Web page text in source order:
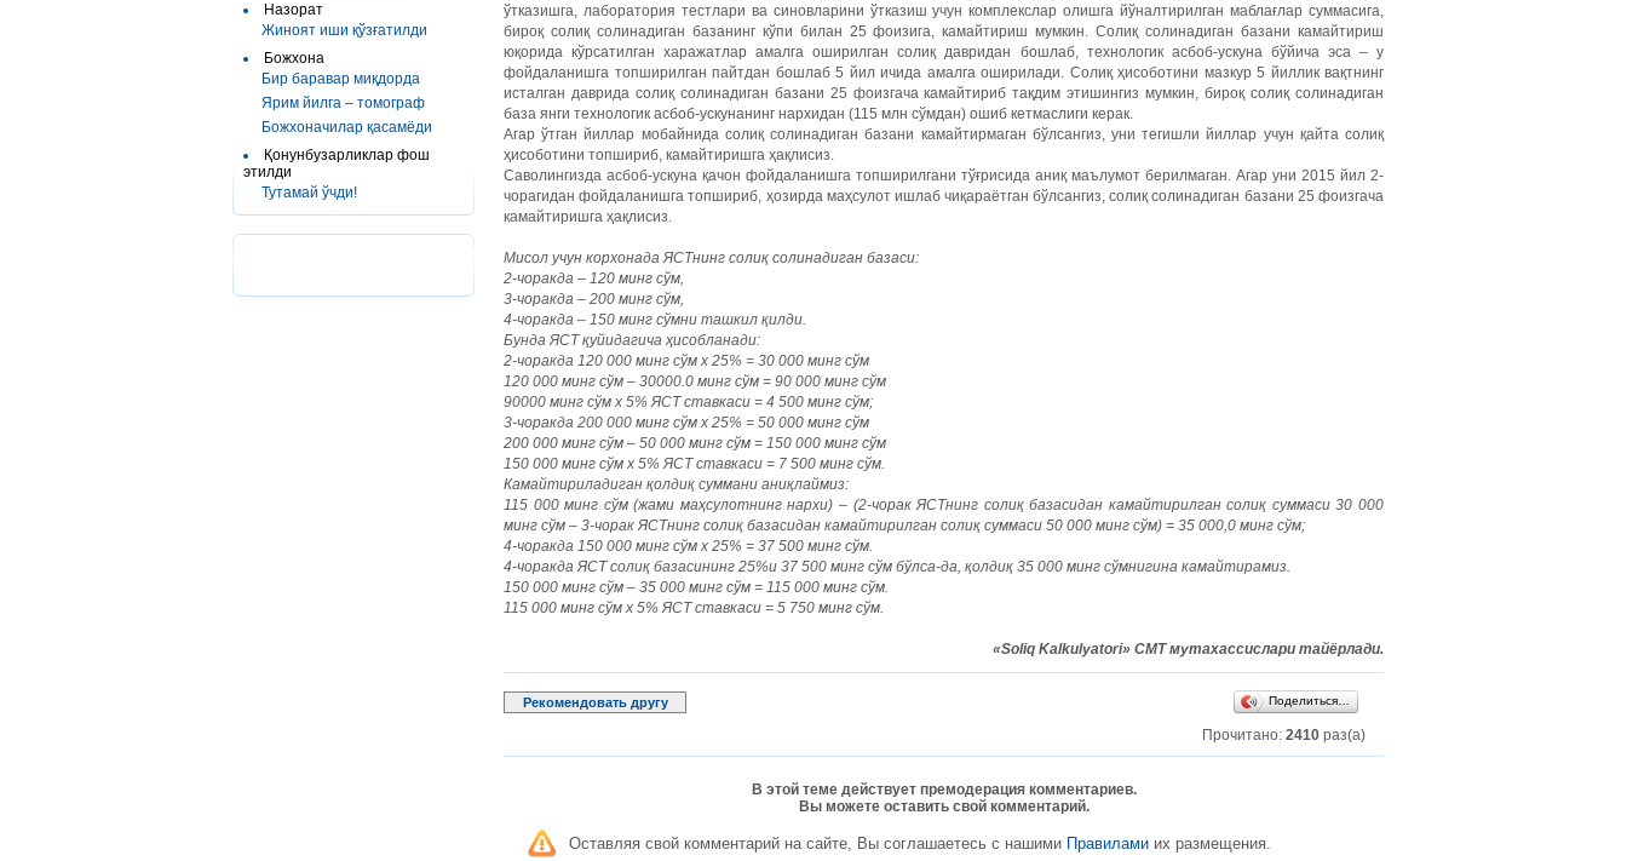
Назорат
Жиноят иши қўзғатилди
Божхона
Бир баравар миқдорда
Ярим йилга – томограф
Божхоначилар қасамёди
Қонунбузарликлар фош
этилди
Тутамай ўчди!
ўтказишга, лаборатория тестлари ва синовларини ўтказиш учун комплекслар олишга йўналтирилган маблағлар суммасига,
бироқ солиқ солинадиган базанинг кўпи билан 25 фоизига, камайтириш мумкин. Солиқ солинадиган базани камайтириш
юқорида кўрсатилган харажатлар амалга оширилган солиқ давридан бошлаб, технологик асбоб-ускуна бўйича эса – у
фойдаланишга топширилган пайтдан бошлаб 5 йил ичида амалга оширилади. Солиқ ҳисоботини мазкур 5 йиллик вақтнинг
исталган даврида солиқ солинадиган базани 25 фоизгача камайтириб тақдим этишингиз мумкин, бироқ солиқ солинадиган
база янги технологик асбоб-ускунанинг нархидан (115 млн сўмдан) ошиб кетмаслиги керак.
Агар ўтган йиллар мобайнида солиқ солинадиган базани камайтирмаган бўлсангиз, уни тегишли йиллар учун қайта солиқ
ҳисоботини топшириб, камайтиришга ҳақлисиз.
Саволингизда асбоб-ускуна қачон фойдаланишга топширилгани тўғрисида аниқ маълумот берилмаган. Агар уни 2015 йил 2-
чорагидан фойдаланишга топшириб, ҳозирда маҳсулот ишлаб чиқараётган бўлсангиз, солиқ солинадиган базани 25 фоизгача
камайтиришга ҳақлисиз.
Мисол учун корхонада ЯСТнинг солиқ солинадиган базаси:
2-чоракда – 120 минг сўм,
3-чоракда – 200 минг сўм,
4-чоракда – 150 минг сўмни ташкил қилди.
Бунда ЯСТ қуйидагича ҳисобланади:
2-чоракда 120 000 минг сўм х 25% = 30 000 минг сўм
120 000 минг сўм – 30000.0 минг сўм = 90 000 минг сўм
90000 минг сўм х 5% ЯСТ ставкаси = 4 500 минг сўм;
3-чоракда 200 000 минг сўм х 25% = 50 000 минг сўм
200 000 минг сўм – 50 000 минг сўм = 150 000 минг сўм
150 000 минг сўм х 5% ЯСТ ставкаси = 7 500 минг сўм.
Камайтириладиган қолдиқ суммани аниқлаймиз:
115 000 минг сўм (жами маҳсулотнинг нархи) – (2-чорак ЯСТнинг солиқ базасидан камайтирилган солиқ суммаси 30 000
минг сўм – 3-чорак ЯСТнинг солиқ базасидан камайтирилган солиқ суммаси 50 000 минг сўм) = 35 000,0 минг сўм;
4-чоракда 150 000 минг сўм х 25% = 37 500 минг сўм.
4-чоракда ЯСТ солиқ базасининг 25%и 37 500 минг сўм бўлса-да, қолдиқ 35 000 минг сўмнигина камайтирамиз.
150 000 минг сўм – 35 000 минг сўм = 115 000 минг сўм.
115 000 минг сўм х 5% ЯСТ ставкаси = 5 750 минг сўм.
«Soliq Kalkulyatori» CМТ мутахассислари тайёрлади.
Рекомендовать другу Поделиться…
Прочитано: 2410 раз(а)
В этой теме действует премодерация комментариев.
Вы можете оставить свой комментарий.
Оставляя свой комментарий на сайте, Вы соглашаетесь с нашими Правилами их размещения.